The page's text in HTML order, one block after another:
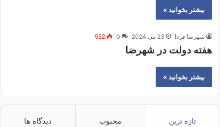
بیشتر بخوانید »
شهرضا فردا 23 می 2024 0
552
هفته دولت در شهرضا
بیشتر بخوانید »
تازه ترین محبوب دیدگاه ها